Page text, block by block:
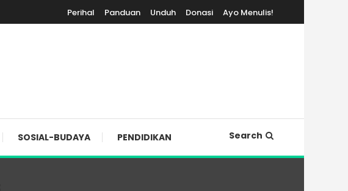
Perihal Panduan Unduh Donasi Ayo Menulis!
SOSIAL-BUDAYA PENDIDIKAN Search